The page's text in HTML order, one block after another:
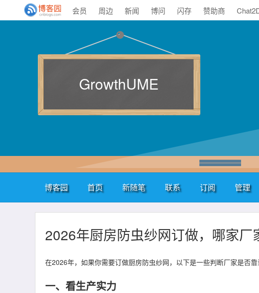
会员 周边 新闻 博问 闪存 赞助商
GrowthUME
博客园 首页 新随笔 联系 订阅 管理
2026年厨房防虫纱网订做，哪家厂
在2026年，如果你需要订做厨房防虫纱网，以下是一些判断厂家是否
一、看生产实力